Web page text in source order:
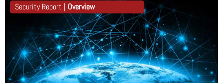
Security Report | Overview